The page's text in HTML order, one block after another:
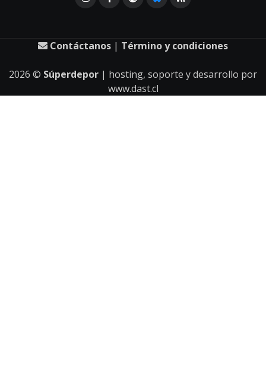
Contáctanos | Término y condiciones
2026 © Súperdepor | hosting, soporte y desarrollo por
www.dast.cl